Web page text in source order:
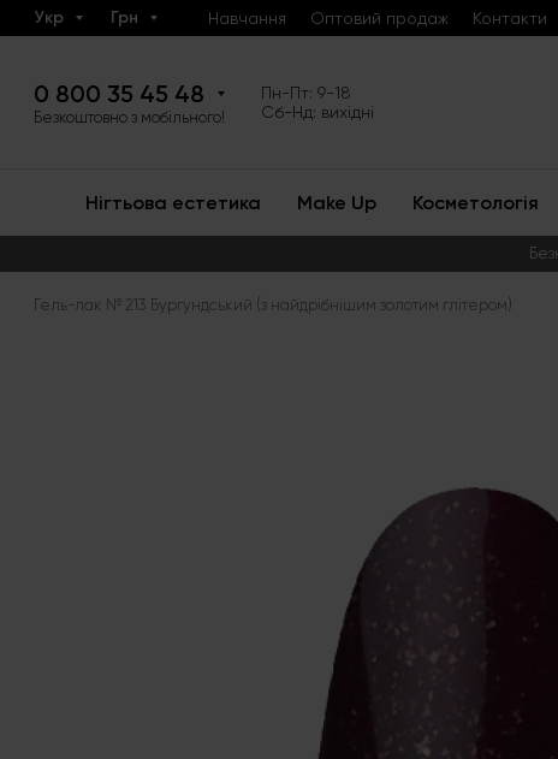
Укр Грн Навчання Оптовий продаж Контакти
0 800 35 45 48
Безкоштовно з мобільного!
Пн-Пт: 9-18
Сб-Нд: вихідні
Нігтьова естетика Make Up Косметологія
Гель-лак № 213 Бургундський (з найдрібнішим золотим глітером)